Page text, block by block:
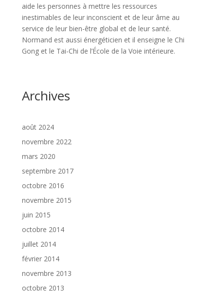
aide les personnes à mettre les ressources
inestimables de leur inconscient et de leur âme au
service de leur bien-être global et de leur santé.
Normand est aussi énergéticien et il enseigne le Chi
Gong et le Tai-Chi de l’École de la Voie intérieure.
Archives
août 2024
novembre 2022
mars 2020
septembre 2017
octobre 2016
novembre 2015
juin 2015
octobre 2014
juillet 2014
février 2014
novembre 2013
octobre 2013